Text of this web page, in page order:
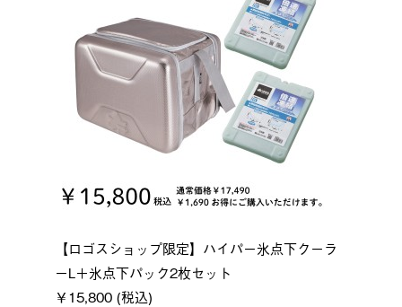
【ロゴスショップ限定】ハイパー氷点下クーラ
ーL＋氷点下パック2枚セット
￥15,800 (税込)